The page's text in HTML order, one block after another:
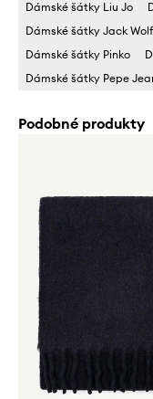
Dámské šátky Liu Jo
Dámské šátky Jack
Dámské šátky Pinko
Dámské šátky Pepe
Podobné produkty